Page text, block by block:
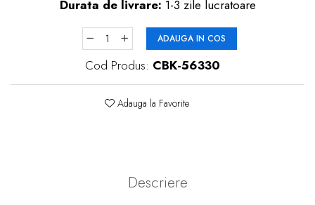
Durata de livrare: 1-3 zile lucratoare
ADAUGA IN COS
Cod Produs: CBK-56330
Adauga la Favorite
Descriere